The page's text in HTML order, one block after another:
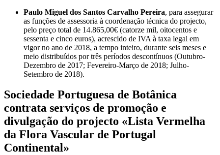
Paulo Miguel dos Santos Carvalho Pereira, para assegurar
as funções de assessoria à coordenação técnica do projecto,
pelo preço total de 14.865,00€ (catorze mil, oitocentos e
sessenta e cinco euros), acrescido de IVA à taxa legal em
vigor no ano de 2018, a tempo inteiro, durante seis meses e
meio distribuídos por três períodos descontínuos (Outubro-
Dezembro de 2017; Fevereiro-Março de 2018; Julho-
Setembro de 2018).
Sociedade Portuguesa de Botânica
contrata serviços de promoção e
divulgação do projecto «Lista Vermelha
da Flora Vascular de Portugal
Continental»